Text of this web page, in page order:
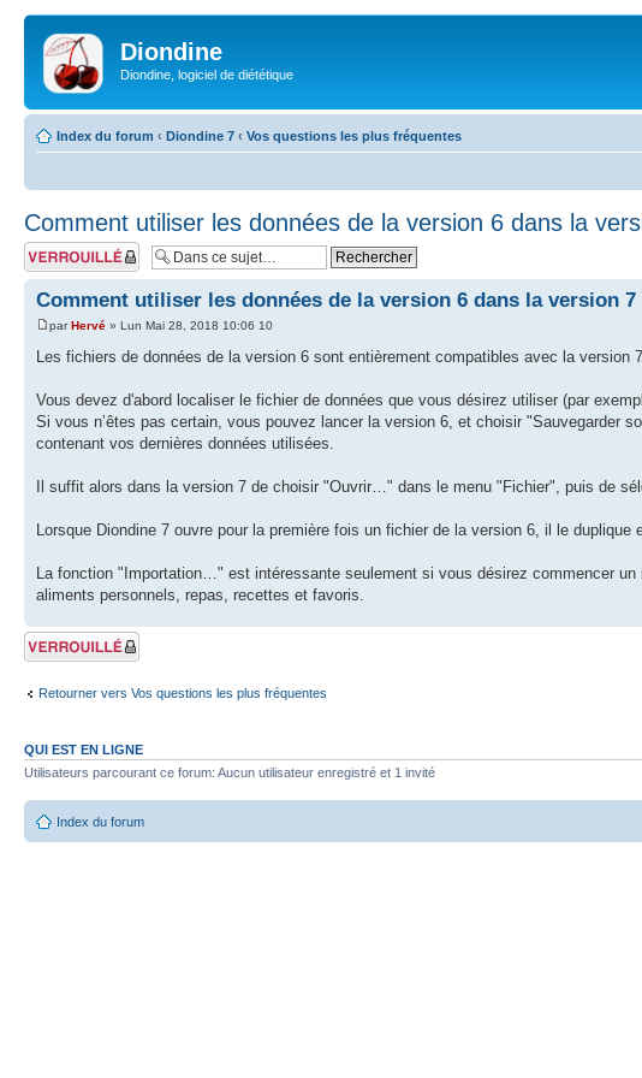
Diondine
Diondine, logiciel de diététique
Index du forum ‹ Diondine 7 ‹ Vos questions les plus fréquentes
Comment utiliser les données de la version 6 dans la
Sujet verrouillé
Comment utiliser les données de la version 6 dans la version 7
parHervé » Lun Mai 28, 2018 10:06 10
Les fichiers de données de la version 6 sont entièrement compatibles avec la version 7.
Vous devez d'abord localiser le fichier de données que vous désirez utiliser (par
Si vous n’êtes pas certain, vous pouvez lancer la version 6, et choisir "Sauvegarder
contenant vos dernières données utilisées.
Il suffit alors dans la version 7 de choisir "Ouvrir…" dans le menu "Fichier", puis de
Lorsque Diondine 7 ouvre pour la première fois un fichier de la version 6, il le
La fonction "Importation…" est intéressante seulement si vous désirez commencer
aliments personnels, repas, recettes et favoris.
Sujet verrouillé
Retourner vers Vos questions les plus fréquentes
QUI EST EN LIGNE
Utilisateurs parcourant ce forum: Aucun utilisateur enregistré et 1 invité
Index du forum